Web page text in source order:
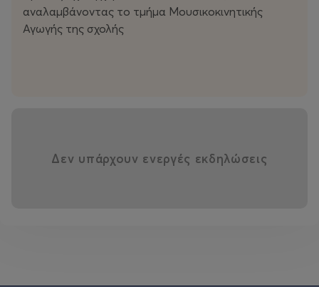
αναλαμβάνοντας το τμήμα Μουσικοκινητικής
Αγωγής της σχολής
Δεν υπάρχουν ενεργές εκδηλώσεις